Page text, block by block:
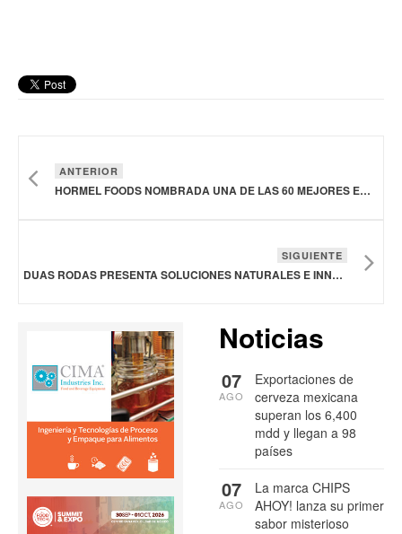
ANTERIOR
HORMEL FOODS NOMBRADA UNA DE LAS 60 MEJORES EMPRESAS CON VENTAS DESTACADAS
SIGUIENTE
DUAS RODAS PRESENTA SOLUCIONES NATURALES E INNOVADORAS PARA SUPLEMENTOS Y ALIMENTOS FUNCIONALES
Noticias
Exportaciones de
cerveza mexicana
superan los 6,400
mdd y llegan a 98
países
07
AGO
La marca CHIPS
AHOY! lanza su primer
sabor misterioso
07
AGO